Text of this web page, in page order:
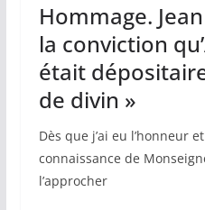
Hommage. Jean
la conviction
était
de divin »
Dès que j’ai eu l’honneur
connaissance de
l’approcher